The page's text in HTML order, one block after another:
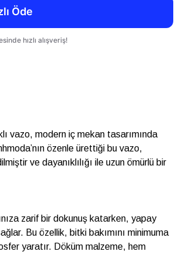
vazo, modern iç mekan tasarımında
özenle ürettiği bu vazo,
ve dayanıklılığı ile uzun ömürlü bir
zarif bir dokunuş katarken, yapay
Bu özellik, bitki bakımını minimuma
yaratır. Döküm malzeme, hem